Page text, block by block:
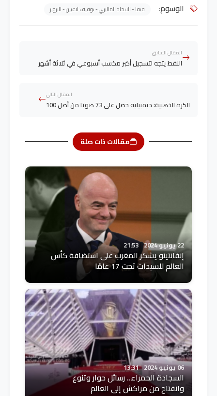
الوسوم: فيفا - الاتحاد الماليزي - توقيف لاعبين - التزوير
المقال السابق
النفط يتجه لتسجيل أكبر مكسب أسبوعي في ثلاثة أشهر
المقال التالي
الكرة الذهبية: ديمبيليه حصل على 73 صوتا من أصل 100
مقالات ذات صلة
22 يونيو 2024 21:53
إنفانتينو يشكر المغرب على استضافة كأس
العالم للسيدات تحت 17 عامًا
06 يونيو 2024 13:31
السجادة الحمراء.. رسائل حوار وتنوع
وانفتاح من مراكش إلى العالم